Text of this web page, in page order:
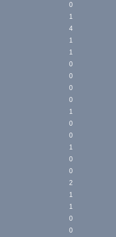
0
1
4
1
1
0
0
0
0
1
0
0
1
0
0
2
1
1
0
0